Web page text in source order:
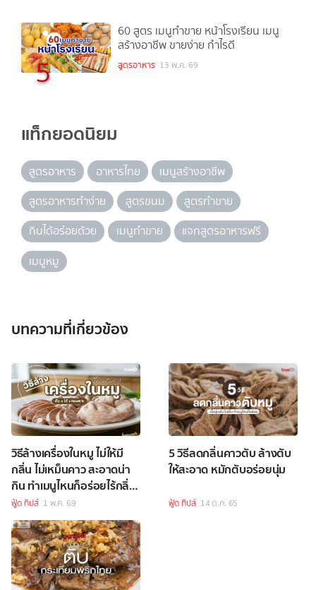
5
60 สูตร เมนูทำขาย หน้าโรงเรียน เมนู
สร้างอาชีพ ขายง่าย กำไรดี
สูตรอาหาร 13 พ.ค. 69
แท็กยอดนิยม
สูตรอาหาร อาหารไทย
เมนูสร้างอาชีพ
สูตรอาหารทำง่าย
สูตรขนม
สูตรทำขาย
กินได้อร่อยด้วย
เมนูทำขาย
แจกสูตรอาหารฟรี
เมนูหมู
บทความที่เกี่ยวข้อง
วิธีล้างเครื่องในหมู ไม่ให้มี
กลิ่น ไม่เหม็นคาว สะอาดน่า
กิน ทำเมนูไหนก็อร่อยไร้กลิ่น
กวนใจ
ฟู้ด ทิปส์ 1 พ.ค. 69
5 วิธีลดกลิ่นคาวตับ ล้างตับ
ให้สะอาด หมักตับอร่อยนุ่ม
ฟู้ด ทิปส์ 14 ต.ค. 65